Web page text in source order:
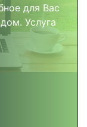
для Вас
Услуга